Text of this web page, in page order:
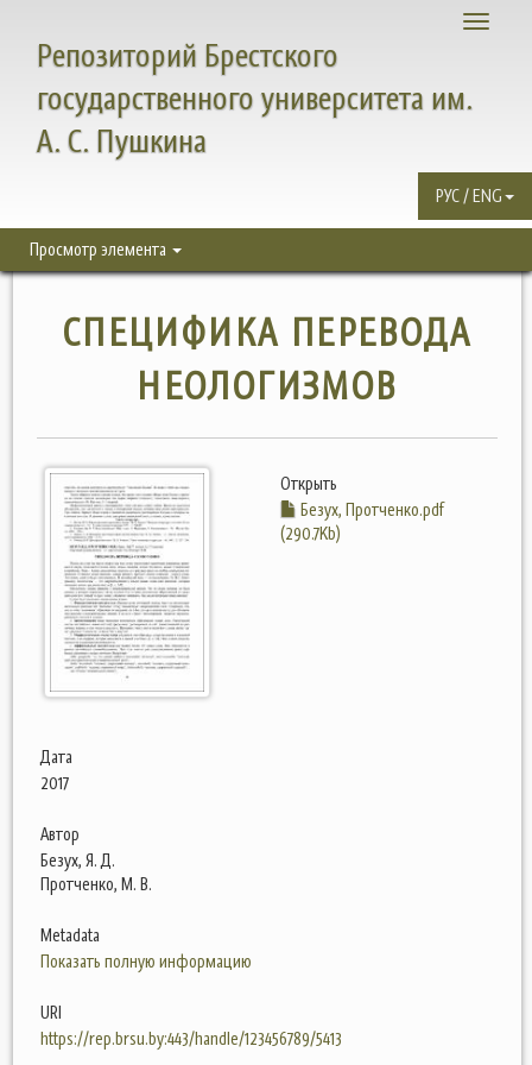
Toggle
Репозиторий Брестского
государственного университета им.
А. С. Пушкина
РУС / ENG
Просмотр элемента
СПЕЦИФИКА ПЕРЕВОДА
НЕОЛОГИЗМОВ
Открыть
Безух, Протченко.pdf
(290.7Kb)
Дата
2017
Автор
Безух, Я. Д.
Протченко, М. В.
Metadata
Показать полную информацию
URI
https://rep.brsu.by:443/handle/123456789/5413